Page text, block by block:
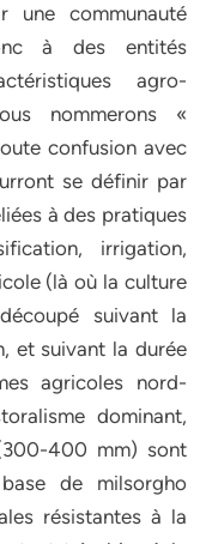
une communauté
à des entités
agro-
nommerons «
confusion avec
se définir par
à des pratiques
irrigation,
(là où la culture
suivant la
et suivant la durée
agricoles nord-
dominant,
400 mm) sont
de milsorgho
résistantes à la